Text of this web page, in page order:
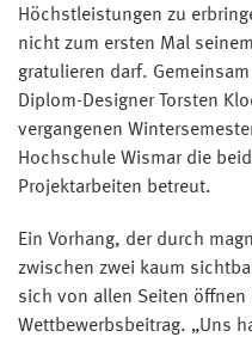
Höchstleistungen zu
nicht zum ersten Mal
gratulieren darf.
Diplom-Designer Torsten
vergangenen
Hochschule Wismar die
Projektarbeiten betreut.
Ein Vorhang, der durch
zwischen zwei kaum
sich von allen Seiten öffnen
Wettbewerbsbeitrag. „Uns